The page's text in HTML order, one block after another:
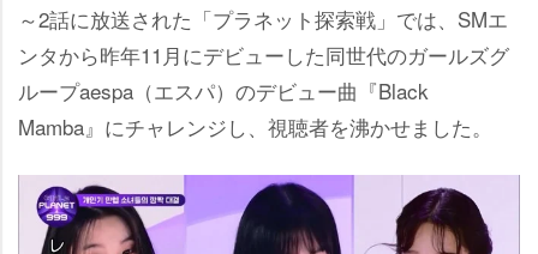
～2話に放送された「プラネット探索戦」では、SMエ
ンタから昨年11月にデビューした同世代のガールズグ
ループaespa（エスパ）のデビュー曲『Black
Mamba』にチャレンジし、視聴者を沸かせました。